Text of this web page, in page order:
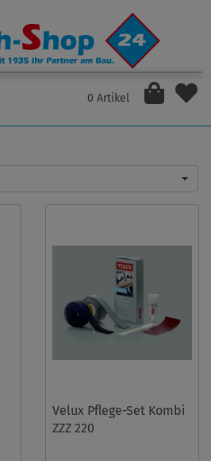
0 Artikel
Velux Pflege-Set Kombi
ZZZ 220